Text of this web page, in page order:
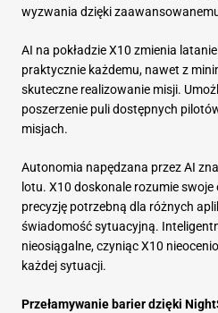
wyzwania dzięki
AI na pokładzie X10 zmienia
praktycznie każdemu, nawet z
skuteczne realizowanie misji.
poszerzenie puli dostępnych
misjach.
Autonomia napędzana przez AI
lotu. X10 doskonale rozumie
precyzję potrzebną dla różnych
świadomość sytuacyjną.
nieosiągalne, czyniąc X10
każdej sytuacji.
Przełamywanie barier dzięki